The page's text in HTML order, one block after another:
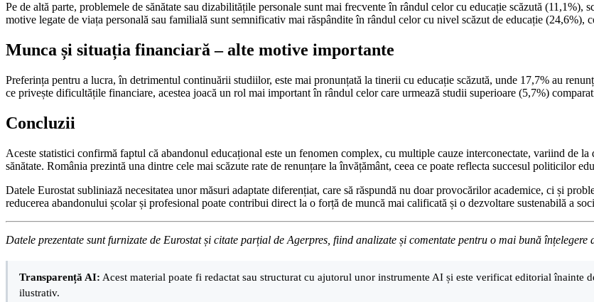
Pe de altă parte, problemele de sănătate sau dizabilitățile personale sunt mai frecvente în rândul celor cu educație scăzută
motive legate de viața personală sau familială sunt semnificativ mai răspândite în rândul celor cu nivel scăzut de educație
Munca și situația financiară – alte motive importante
Preferința pentru a lucra, în detrimentul continuării studiilor, este mai pronunțată la tinerii cu educație scăzută, unde 17,7% au
ce privește dificultățile financiare, acestea joacă un rol mai important în rândul celor care urmează studii superioare (5,7%)
Concluzii
Aceste statistici confirmă faptul că abandonul educațional este un fenomen complex, cu multiple cauze interconectate, variind de
sănătate. România prezintă una dintre cele mai scăzute rate de renunțare la învățământ, ceea ce poate reflecta succesul politicilor
Datele Eurostat subliniază necesitatea unor măsuri adaptate diferențiat, care să răspundă nu doar provocărilor academice, ci și
reducerea abandonului școlar și profesional poate contribui direct la o forță de muncă mai calificată și o dezvoltare sustenabilă a
Datele prezentate sunt furnizate de Eurostat și citate parțial de Agerpres, fiind analizate și comentate pentru o mai bună
Transparență AI: Acest material poate fi redactat sau structurat cu ajutorul unor instrumente AI și este verificat editorial
ilustrativ.